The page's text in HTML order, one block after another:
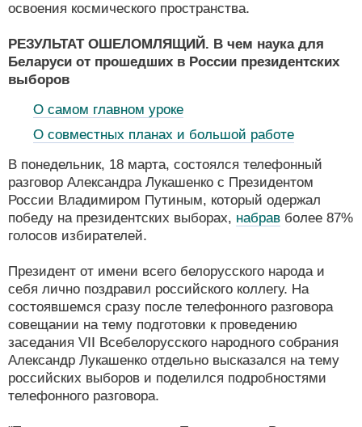
освоения космического пространства.
РЕЗУЛЬТАТ ОШЕЛОМЛЯЩИЙ. В чем наука для
Беларуси от прошедших в России президентских
выборов
О самом главном уроке
О совместных планах и большой работе
В понедельник, 18 марта, состоялся телефонный
разговор Александра Лукашенко с Президентом
России Владимиром Путиным, который одержал
победу на президентских выборах, набрав более 87%
голосов избирателей.
Президент от имени всего белорусского народа и
себя лично поздравил российского коллегу. На
состоявшемся сразу после телефонного разговора
совещании на тему подготовки к проведению
заседания VII Всебелорусского народного собрания
Александр Лукашенко отдельно высказался на тему
российских выборов и поделился подробностями
телефонного разговора.